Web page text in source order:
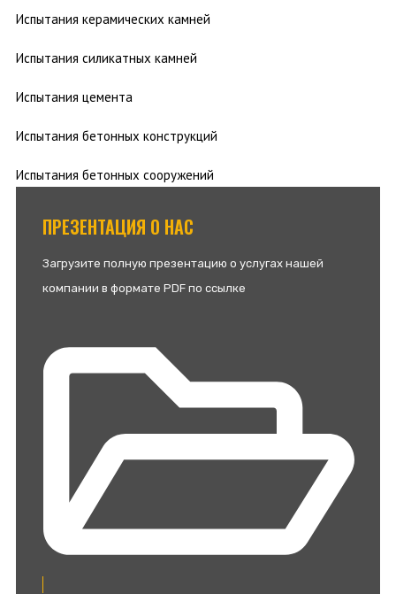
Испытания керамических камней
Испытания силикатных камней
Испытания цемента
Испытания бетонных конструкций
Испытания бетонных сооружений
ПРЕЗЕНТАЦИЯ О НАС
Загрузите полную презентацию о услугах нашей
компании в формате PDF по ссылке